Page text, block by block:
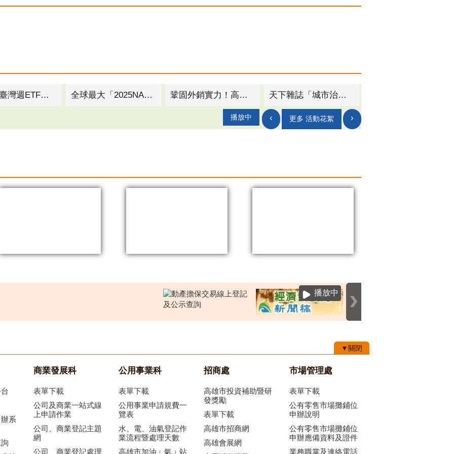
高雄淨零轉型解方論壇登場 逾百間企業激盪四大減碳議題 突圍關稅挑戰！高市府攜手台灣螺絲公會 率隊進軍北美最大螺絲扣件展 2025高雄市場青年創業補助起跑！ 最高30萬 助力攤商軟硬體全升級
‹ ›
播放中
商業發展科 公用事業科 招商處 市場管理處